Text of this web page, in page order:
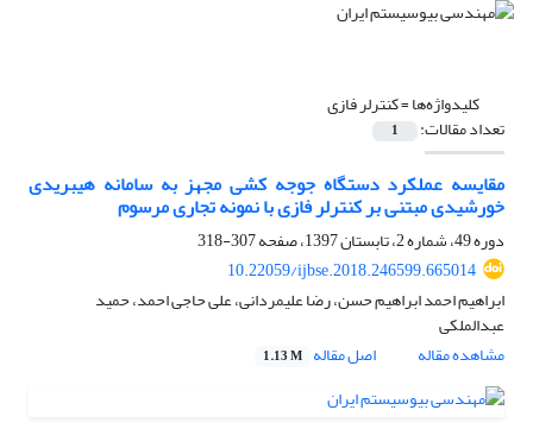
کلیدواژه‌ها =کنترلر فازی
تعداد مقالات: 1
مقایسه عملکرد دستگاه جوجه کشی مجهز به سامانه هیبریدی
خورشیدی مبتنی بر کنترلر فازی با نمونه تجاری مرسوم
دوره 49، شماره 2، تابستان 1397، صفحه
307-318
10.22059/ijbse.2018.246599.665014
ابراهیم احمد ابراهیم حسن، رضا علیمردانی، علی حاجی احمد، حمید
عبدالملکی
مشاهده مقاله
اصل مقاله 1.13 M